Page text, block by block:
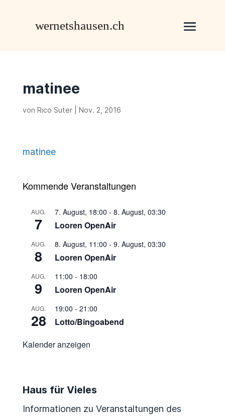
matinee
von Rico Suter| Nov. 2, 2016
matinee
Kommende Veranstaltungen
AUG.
7
7. August, 18:00 - 8. August, 03:30
Looren OpenAir
AUG.
8
8. August, 11:00 - 9. August, 03:30
Looren OpenAir
AUG.
9
11:00 - 18:00
Looren OpenAir
AUG.
28
19:00 - 21:00
Lotto/Bingoabend
Kalender anzeigen
Haus für Vieles
Informationen zu Veranstaltungen des